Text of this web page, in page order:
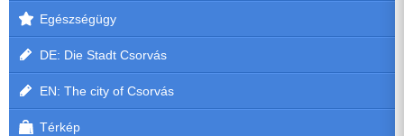
Egészségügy
DE: Die Stadt Csorvás
EN: The city of Csorvás
Térkép